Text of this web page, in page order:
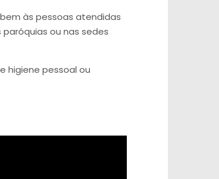
às pessoas atendidas
ou nas sedes
higiene pessoal ou